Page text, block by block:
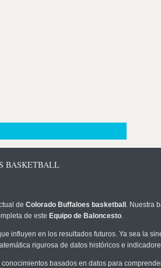
BASKETBALL
de Colorado Buffaloes basketball . Nuestra
de este Equipo de Baloncesto.
influyen en los resultados futuros. Ya sea la
rigurosa de datos históricos e
basados en datos para